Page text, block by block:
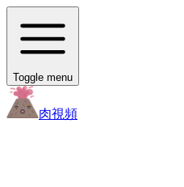
Toggle menu
肉視頻